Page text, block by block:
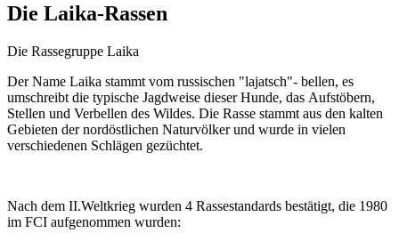
Die Laika-Rassen
Die Rassegruppe Laika
Der Name Laika stammt vom russischen "lajatsch"- bellen, es
umschreibt die typische Jagdweise dieser Hunde, das Aufstöbern,
Stellen und Verbellen des Wildes. Die Rasse stammt aus den kalten
Gebieten der nordöstlichen Naturvölker und wurde in vielen
verschiedenen Schlägen gezüchtet.
Nach dem II.Weltkrieg wurden 4 Rassestandards bestätigt, die 1980
im FCI aufgenommen wurden: